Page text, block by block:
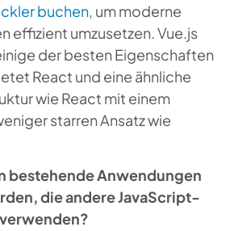
buchen, um moderne
effizient umzusetzen. Vue.js
der besten Eigenschaften
React und eine ähnliche
wie React mit einem
starren Ansatz wie
bestehende Anwendungen
die andere JavaScript-